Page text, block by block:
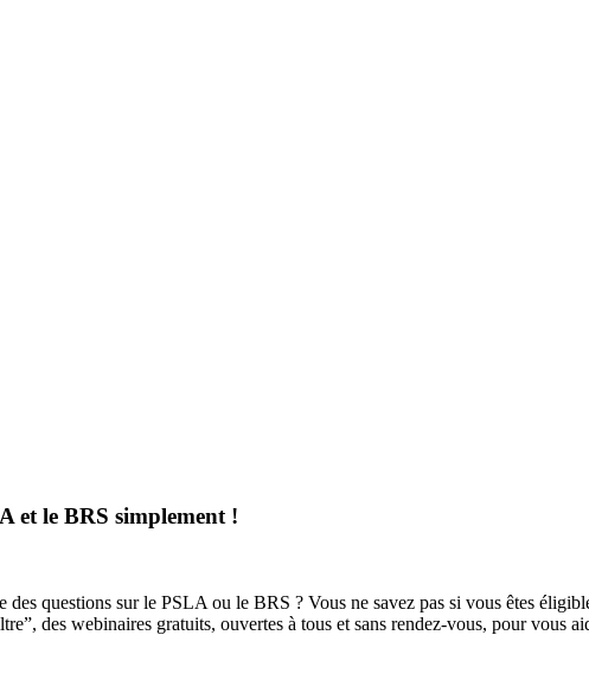
et le BRS simplement !
questions sur le PSLA ou le BRS ? Vous ne savez pas si vous êtes
des webinaires gratuits, ouvertes à tous et sans rendez-vous, pour vous